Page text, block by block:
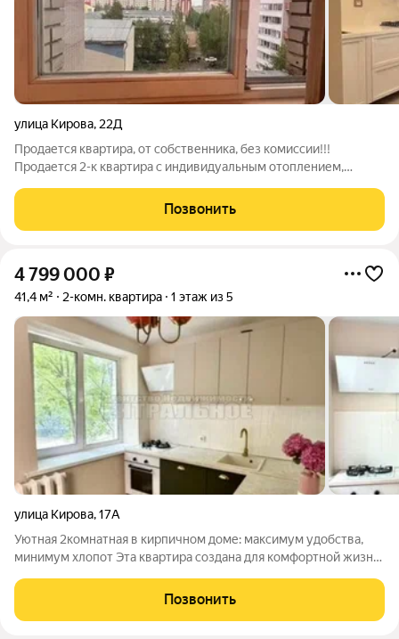
улица Кирова, 22Д
Продается квартира, от собственника, без комиссии!!!
Продается 2-к квартира с индивидуальным отоплением,
данной квартиры: - Входная группа с тамбуром на две
Позвонить
4 799 000 ₽
41,4 м² 2-комн. квартира 1 этаж из 5
улица Кирова,17А
Уютная 2комнатная в кирпичном доме: максимум удобства,
минимум хлопот Эта квартира создана для комфортной жизни:
комплект мебели и техники. В Вам не придётся ничего
докупать или доделывать
Позвонить